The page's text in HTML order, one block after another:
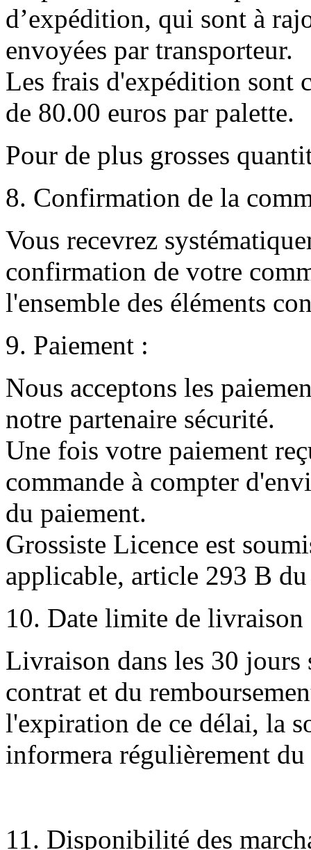
d’expédition, qui sont à
envoyées par transporteur.
Les frais d'expédition sont
de 80.00 euros par palette.
Pour de plus grosses
8. Confirmation de la
Vous recevrez
confirmation de votre
l'ensemble des éléments
9. Paiement :
Nous acceptons les
notre partenaire sécurité.
Une fois votre paiement
commande à compter
du paiement.
Grossiste Licence est
applicable, article 293 B
10. Date limite de livraison
Livraison dans les 30
contrat et du
l'expiration de ce délai, la
informera régulièrement
11. Disponibilité des